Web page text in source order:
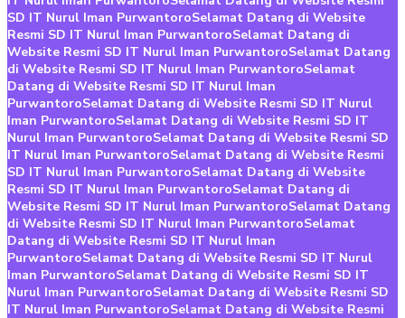
SD IT Nurul Iman PurwantoroSelamat Datang di Website
Resmi SD IT Nurul Iman PurwantoroSelamat Datang di
Website Resmi SD IT Nurul Iman PurwantoroSelamat Datang
di Website Resmi SD IT Nurul Iman PurwantoroSelamat
Datang di Website Resmi SD IT Nurul Iman
PurwantoroSelamat Datang di Website Resmi SD IT Nurul
Iman PurwantoroSelamat Datang di Website Resmi SD IT
Nurul Iman PurwantoroSelamat Datang di Website Resmi SD
IT Nurul Iman PurwantoroSelamat Datang di Website Resmi
SD IT Nurul Iman PurwantoroSelamat Datang di Website
Resmi SD IT Nurul Iman PurwantoroSelamat Datang di
Website Resmi SD IT Nurul Iman PurwantoroSelamat Datang
di Website Resmi SD IT Nurul Iman PurwantoroSelamat
Datang di Website Resmi SD IT Nurul Iman
PurwantoroSelamat Datang di Website Resmi SD IT Nurul
Iman PurwantoroSelamat Datang di Website Resmi SD IT
Nurul Iman PurwantoroSelamat Datang di Website Resmi SD
IT Nurul Iman PurwantoroSelamat Datang di Website Resmi